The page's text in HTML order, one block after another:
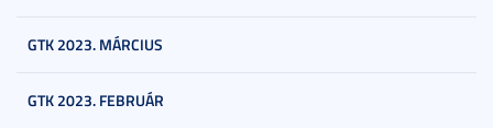
GTK 2023. MÁRCIUS
GTK 2023. FEBRUÁR